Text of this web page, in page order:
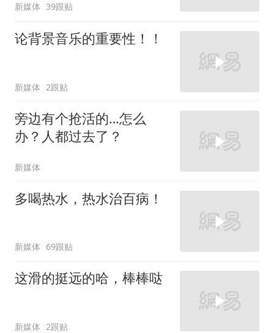
新媒体 39跟贴
论背景音乐的重要性！！
新媒体 2跟贴
旁边有个抢活的…怎么
办？人都过去了？
新媒体
多喝热水，热水治百病！
新媒体 69跟贴
这滑的挺远的哈，棒棒哒
新媒体 2跟贴